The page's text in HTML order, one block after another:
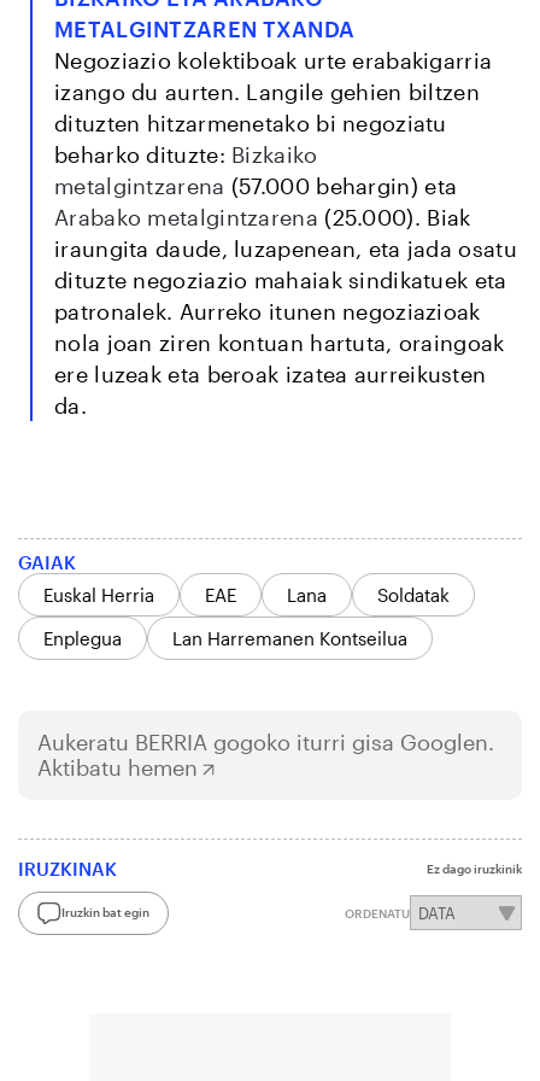
METALGINTZAREN TXANDA
Negoziazio kolektiboak urte erabakigarria
izango du aurten. Langile gehien biltzen
dituzten hitzarmenetako bi negoziatu
beharko dituzte: Bizkaiko
metalgintzarena (57.000 behargin) eta
Arabako metalgintzarena (25.000). Biak
iraungita daude, luzapenean, eta jada osatu
dituzte negoziazio mahaiak sindikatuek eta
patronalek. Aurreko itunen negoziazioak
nola joan ziren kontuan hartuta, oraingoak
ere luzeak eta beroak izatea aurreikusten
da.
GAIAK
Euskal Herria
EAE Lana
Soldatak
Enplegua
Lan Harremanen Kontseilua
Aukeratu BERRIA gogoko iturri gisa Googlen.
Aktibatu hemen
IRUZKINAK Ez dago iruzkinik
Iruzkin bat egin ORDENATU